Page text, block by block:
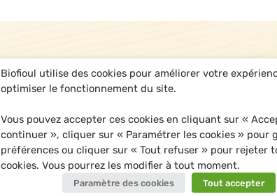
Biofioul utilise des cookies pour améliorer votre
optimiser le fonctionnement du site.
Vous pouvez accepter ces cookies en cliquant sur «
continuer », cliquer sur « Paramétrer les cookies » pour
préférences ou cliquer sur « Tout refuser » pour rejeter
cookies. Vous pourrez les modifier à tout moment.
Paramètre des cookies Tout accepter